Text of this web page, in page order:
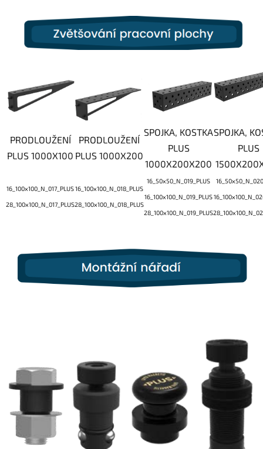
PRODLOUŽENÍ
PLUS 1000X100
PRODLOUŽENÍ
PLUS 1000X200
SPOJKA, KOSTKA
PLUS
1000X200X200
SPOJKA,
PLUS
16_100x100_N_017_PLUS
28_100x100_N_017_PLUS
16_100x100_N_018_PLUS
28_100x100_N_018_PLUS
16_50x50_N_019_PLUS
16_100x100_N_019_PLUS
28_100x100_N_019_PLUS